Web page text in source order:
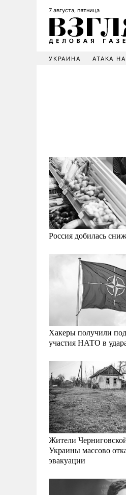
7 августа, пятница
УКРАИНА АТАКА
Россия добилась
Хакеры получили
участия НАТО в
Жители
Украины массово
эвакуации